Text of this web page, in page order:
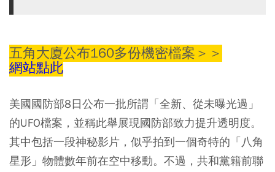
五角大廈公布160多份機密檔案＞＞
網站點此
美國國防部8日公布一批所謂「全新、從未曝光過」
的UFO檔案，並稱此舉展現國防部致力提升透明度。
其中包括一段神秘影片，似乎拍到一個奇特的「八角
星形」物體數年前在空中移動。不過，共和黨籍前聯